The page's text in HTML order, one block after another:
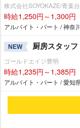
株式会社SOYOKAZE/青葉
時給1,250円～1,300円
アルバイト・パート / 神奈
NEW 厨房スタッ
ゴールドエイジ豊明
時給1,235円～1,385円
アルバイト・パート / 愛知